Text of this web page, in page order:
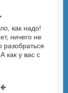
как надо!
ничего не
как у вас с